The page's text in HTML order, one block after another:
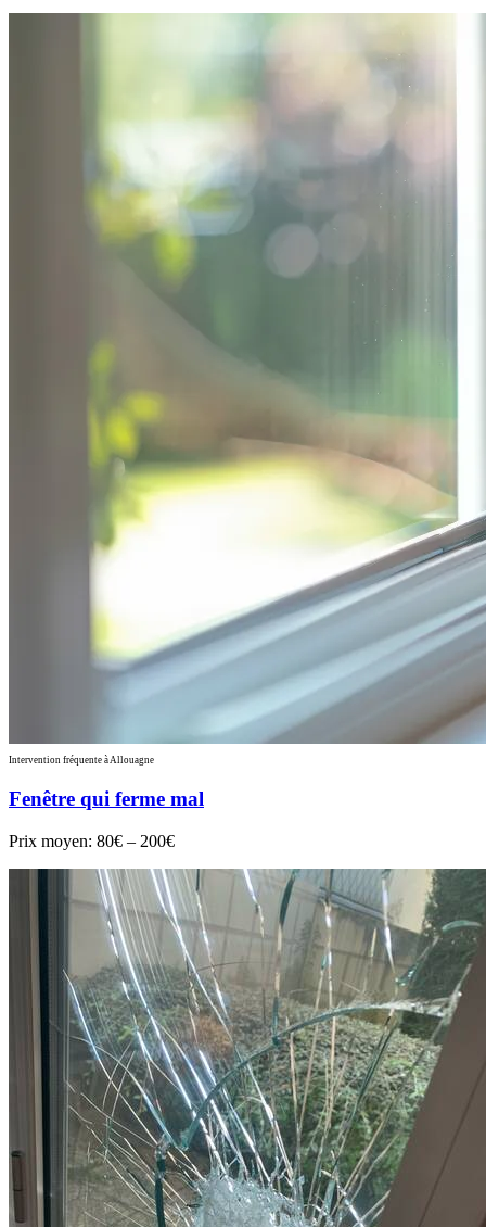
Intervention fréquente à Allouagne
Fenêtre qui ferme mal
Prix moyen: 80€ – 200€